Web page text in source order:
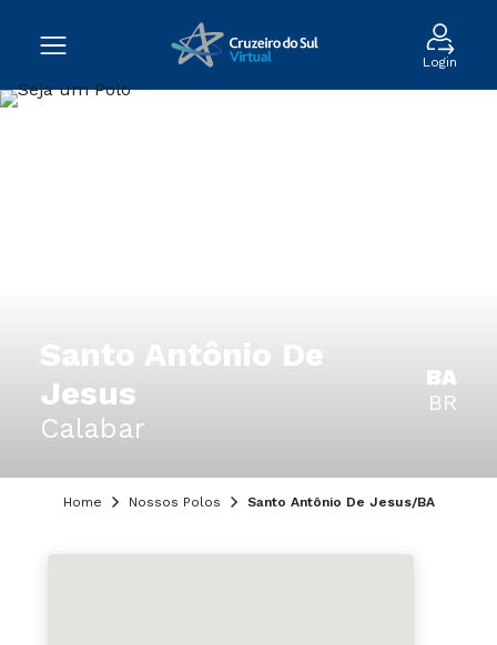
Login
Santo Antônio De
Jesus
Calabar
BA
BR
Home Nossos Polos Santo Antônio De Jesus/BA